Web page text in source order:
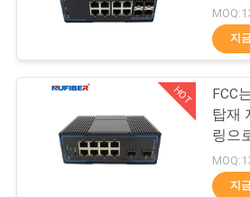
리
40G QSFP+
기
관리
지
HOT
FCC
탑재
링으
치를
지